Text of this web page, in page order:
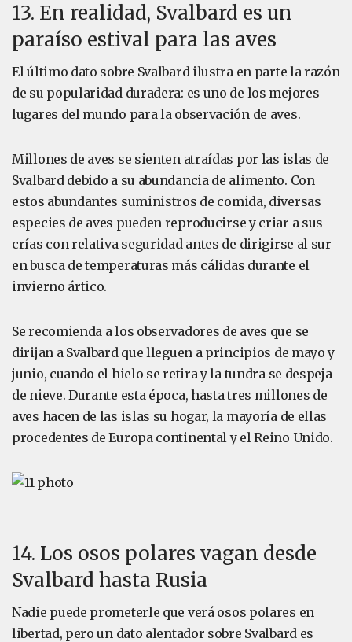
13. En realidad, Svalbard es un
paraíso estival para las aves
El último dato sobre Svalbard ilustra en parte la razón
de su popularidad duradera: es uno de los mejores
lugares del mundo para la observación de aves.
Millones de aves se sienten atraídas por las islas de
Svalbard debido a su abundancia de alimento. Con
estos abundantes suministros de comida, diversas
especies de aves pueden reproducirse y criar a sus
crías con relativa seguridad antes de dirigirse al sur
en busca de temperaturas más cálidas durante el
invierno ártico.
Se recomienda a los observadores de aves que se
dirijan a Svalbard que lleguen a principios de mayo y
junio, cuando el hielo se retira y la tundra se despeja
de nieve. Durante esta época, hasta tres millones de
aves hacen de las islas su hogar, la mayoría de ellas
procedentes de Europa continental y el Reino Unido.
14. Los osos polares vagan desde
Svalbard hasta Rusia
Nadie puede prometerle que verá osos polares en
libertad, pero un dato alentador sobre Svalbard es